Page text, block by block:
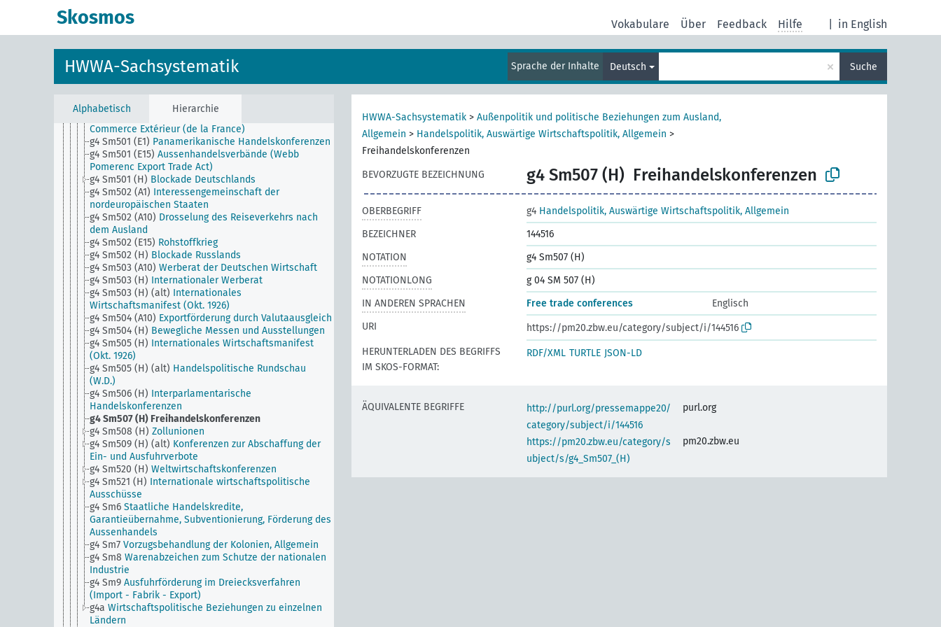
Skosmos in English
Vokabulare Über Feedback Hilfe
HWWA-Sachsystematik Sprache der Inhalte Deutsch × Suche
Alphabetisch Hierarchie
g4 Sm31 (ASEAN)
g4 Sm501 (A1) Interessengemeinschaft der
g4 Sm501 (A23)
Empire Marketing
Commerce Extérieur (de la France)
g4 Sm501 (E1) Panamerikanische Handelskonferenzen
g4 Sm501 (E15) Aussenhandelsverbände (Webb
Pomerenc Export Trade Act)
g4 Sm501 (H) Blockade Deutschlands
g4 Sm502 (A1) Interessengemeinschaft der
nordeuropäischen Staaten
g4 Sm502 (A10) Drosselung des Reiseverkehrs nach
dem Ausland
g4 Sm502 (E15) Rohstoffkrieg
g4 Sm502 (H) Blockade Russlands
g4 Sm503 (A10) Werberat der Deutschen Wirtschaft
g4 Sm503 (H) Internationaler Werberat
g4 Sm503 (H) (alt) Internationales
Wirtschaftsmanifest (Okt. 1926)
g4 Sm504 (A10) Exportförderung durch Valutaausgleich
g4 Sm504 (H) Bewegliche Messen und Ausstellungen
g4 Sm505 (H) Internationales Wirtschaftsmanifest
(Okt. 1926)
g4 Sm505 (H) (alt) Handelspolitische Rundschau
(W.D.)
g4 Sm506 (H) Interparlamentarische
Handelskonferenzen
g4 Sm507 (H) Freihandelskonferenzen
g4 Sm508 (H) Zollunionen
g4 Sm509 (H) (alt) Konferenzen zur Abschaffung der
Ein- und Ausfuhrverbote
g4 Sm520 (H) Weltwirtschaftskonferenzen
g4 Sm521 (H) Internationale wirtschaftspolitische
Ausschüsse
g4 Sm6 Staatliche Handelskredite,
Garantieübernahme, Subventionierung, Förderung des
Aussenhandels
g4 Sm7 Vorzugsbehandlung der Kolonien, Allgemein
g4 Sm8 Warenabzeichen zum Schutze der nationalen
Industrie
g4 Sm9 Ausfuhrförderung im Dreiecksverfahren
(Import - Fabrik - Export)
g4a Wirtschaftspolitische Beziehungen zu einzelnen
Ländern
HWWA-Sachsystematik > Außenpolitik und politische Beziehungen zum Ausland,
Allgemein > Handelspolitik, Auswärtige Wirtschaftspolitik, Allgemein >
Freihandelskonferenzen
BEVORZUGTE BEZEICHNUNG
g4 Sm507 (H) Freihandelskonferenzen
OBERBEGRIFF g4 Handelspolitik, Auswärtige Wirtschaftspolitik, Allgemein
BEZEICHNER
144516
NOTATION
g4 Sm507 (H)
NOTATIONLONG
g 04 SM 507 (H)
IN ANDEREN SPRACHEN
Free trade conferences
Englisch
URI
https://pm20.zbw.eu/category/subject/i/144516
HERUNTERLADEN DES BEGRIFFS
IM SKOS-FORMAT:
RDF/XML TURTLE JSON-LD
ÄQUIVALENTE BEGRIFFE
http://purl.org/pressemappe20/
category/subject/i/144516
purl.org
https://pm20.zbw.eu/category/s
ubject/s/g4_Sm507_(H)
pm20.zbw.eu